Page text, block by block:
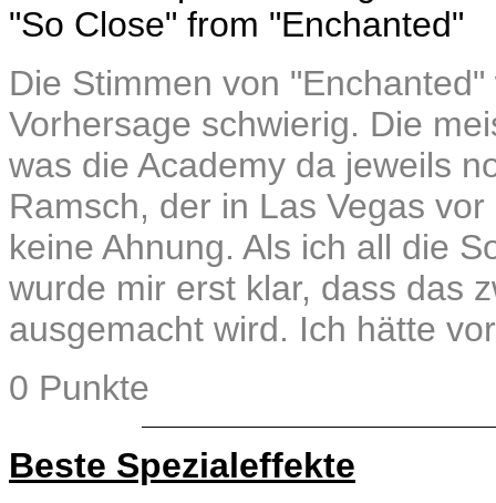
"So Close" from "Enchanted"
Die Stimmen von
Vorhersage schwierig. Die
was die Academy da jeweils
Ramsch, der in Las Vegas
keine Ahnung. Als ich all die
wurde mir erst klar, dass das
ausgemacht wird. Ich hätte
0 Punkte
Beste Spezialeffekte